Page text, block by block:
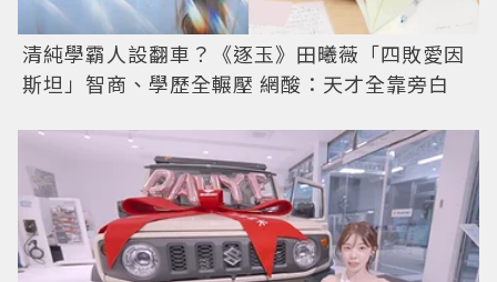
清純學霸人設翻車？《逐玉》田曦薇「四敗愛因
斯坦」智商、學歷全輾壓 網酸：天才全靠旁白